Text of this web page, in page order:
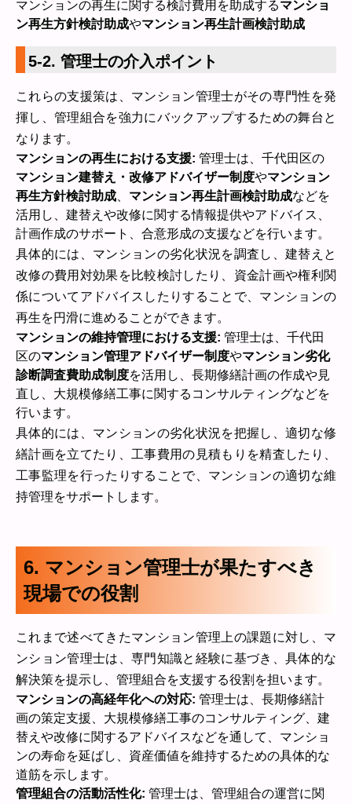
マンションの再生に関する検討費用を助成するマンショ
ン再生方針検討助成やマンション再生計画検討助成
5-2. 管理士の介入ポイント
これらの支援策は、マンション管理士がその専門性を発
揮し、管理組合を強力にバックアップするための舞台と
なります。
マンションの再生における支援: 管理士は、千代田区の
マンション建替え・改修アドバイザー制度やマンション
再生方針検討助成
マンション再生計画検討助成などを
活用し、建替えや改修に関する情報提供やアドバイス、
計画作成のサポート、合意形成の支援などを行います。
具体的には、マンションの劣化状況を調査し、建替えと
改修の費用対効果を比較検討したり、資金計画や権利関
係についてアドバイスしたりすることで、マンションの
再生を円滑に進めることができます。
マンションの維持管理における支援: 管理士は、千代田
区のマンション管理アドバイザー制度やマンション劣化
診断調査費助成制度を活用し、長期修繕計画の作成や見
直し、大規模修繕工事に関するコンサルティングなどを
行います。
具体的には、マンションの劣化状況を把握し、適切な修
繕計画を立てたり、工事費用の見積もりを精査したり、
工事監理を行ったりすることで、マンションの適切な維
持管理をサポートします。
6. マンション管理士が果たすべき
現場での役割
これまで述べてきたマンション管理上の課題に対し、マ
ンション管理士は、専門知識と経験に基づき、具体的な
解決策を提示し、管理組合を支援する役割を担います。
マンションの高経年化への対応: 管理士は、長期修繕計
画の策定支援、大規模修繕工事のコンサルティング、建
替えや改修に関するアドバイスなどを通して、マンショ
ンの寿命を延ばし、資産価値を維持するための具体的な
道筋を示します。
管理組合の活動活性化: 管理士は、管理組合の運営に関